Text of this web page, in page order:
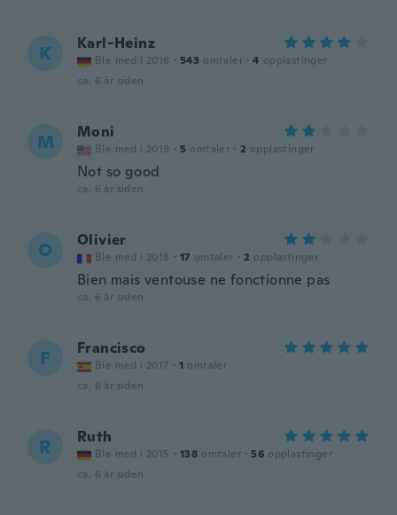
K Karl-Heinz
Ble med i 2016 · 543 omtaler · 4 opplastinger
ca. 6 år siden
M Moni
Ble med i 2019 · 5 omtaler · 2 opplastinger
Not so good
ca. 6 år siden
O Olivier
Ble med i 2018 · 17 omtaler · 2 opplastinger
Bien mais ventouse ne fonctionne pas
ca. 6 år siden
F Francisco
Ble med i 2017 · 1 omtaler
ca. 6 år siden
R Ruth
Ble med i 2015 · 138 omtaler · 56 opplastinger
ca. 6 år siden